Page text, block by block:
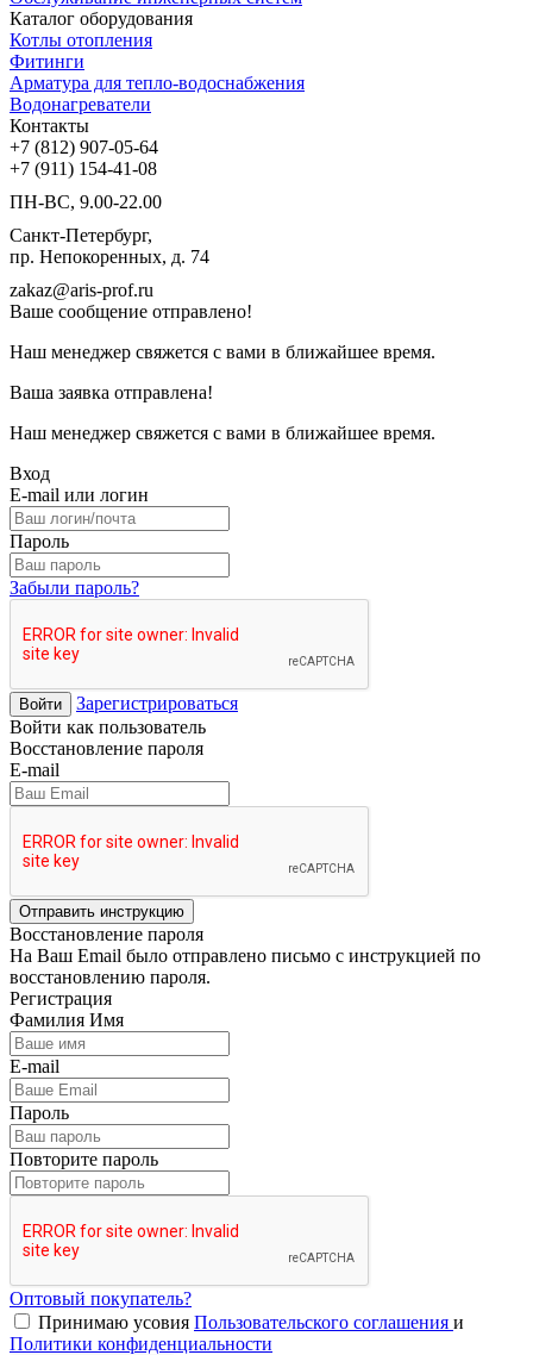
Каталог оборудования
Котлы отопления
Фитинги
Арматура для тепло-водоснабжения
Водонагреватели
Контакты
+7 (812) 907-05-64
+7 (911) 154-41-08
ПН-ВС, 9.00-22.00
Санкт-Петербург,
пр. Непокоренных, д. 74
zakaz@aris-prof.ru
Ваше сообщение отправлено!
Наш менеджер свяжется с вами в ближайшее время.
Ваша заявка отправлена!
Наш менеджер свяжется с вами в ближайшее время.
Вход
E-mail или логин
Пароль
Забыли пароль?
Войти
Зарегистрироваться
Войти как пользователь
Восстановление пароля
E-mail
Отправить инструкцию
Восстановление пароля
На Ваш Email было отправлено письмо с инструкцией по
восстановлению пароля.
Регистрация
Фамилия Имя
E-mail
Пароль
Повторите пароль
Оптовый покупатель?
Принимаю усовия Пользовательского соглашения и
Политики конфиденциальности